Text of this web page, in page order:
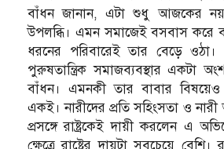
বাঁধন জানান, এটা শুধু আজকের
উপলব্ধি। এমন সমাজেই বসবাস করে
ধরনের পরিবারেই তার বেড়ে ওঠা।
পুরুষতান্ত্রিক সমাজব্যবস্থার একটা
বাঁধন। এমনকী তার বাবার বিষয়েও
একই। নারীদের প্রতি সহিংসতা ও নারী
প্রসঙ্গে রাষ্ট্রকেই দায়ী করলেন এ
ক্ষেত্রে রাষ্ট্রের দায়টা সবচেয়ে বেশি।